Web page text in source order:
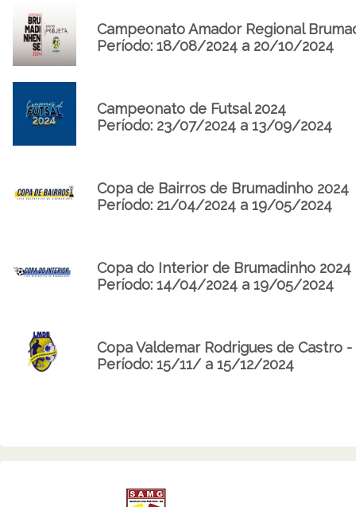
Campeonato Amador Regional
Período: 18/08/2024 a 20/10/2024
Campeonato de Futsal 2024
Período: 23/07/2024 a 13/09/2024
Copa de Bairros de Brumadinho 2024
Período: 21/04/2024 a 19/05/2024
Copa do Interior de Brumadinho 2024
Período: 14/04/2024 a 19/05/2024
Copa Valdemar Rodrigues de Castro
Período: 15/11/ a 15/12/2024